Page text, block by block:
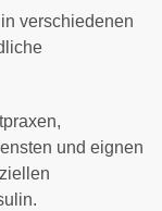
verschiedenen
und eignen